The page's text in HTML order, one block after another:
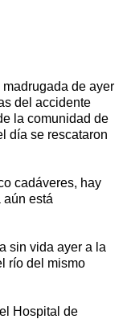
de ayer
del accidente
la comunidad de
día se rescataron
cadáveres, hay
aún está
sin vida ayer a la
río del mismo
Hospital de